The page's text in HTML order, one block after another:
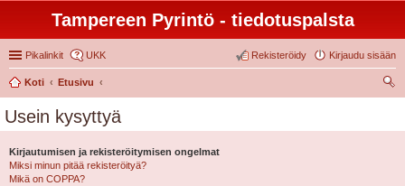
Tampereen Pyrintö - tiedotuspalsta
Pikalinkit UKK Kirjaudu sisään
Rekisteröidy
Koti
Etusivu
Usein kysyttyä
Kirjautumisen ja rekisteröitymisen ongelmat
Miksi minun pitää rekisteröityä?
Mikä on COPPA?